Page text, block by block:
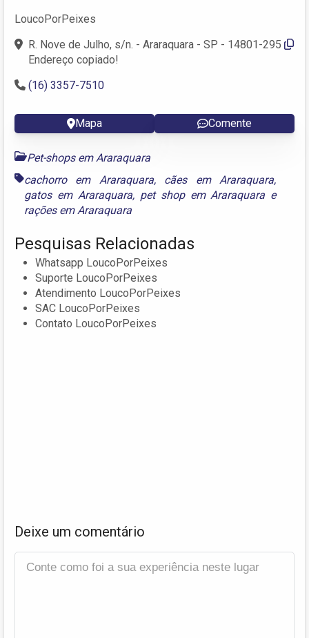
LoucoPorPeixes
R. Nove de Julho, s/n. - Araraquara - SP - 14801-295
Endereço copiado!
(16) 3357-7510
Mapa Comente
Pet-shops em Araraquara
cachorro em Araraquara, cães em Araraquara,
gatos em Araraquara, pet shop em Araraquara e
rações em Araraquara
Pesquisas Relacionadas
Whatsapp LoucoPorPeixes
Suporte LoucoPorPeixes
Atendimento LoucoPorPeixes
SAC LoucoPorPeixes
Contato LoucoPorPeixes
Deixe um comentário